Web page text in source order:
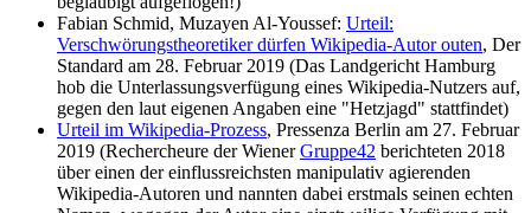
Fabian Schmid, Muzayen Al-Youssef: Urteil:
Verschwörungstheoretiker dürfen Wikipedia-Autor outen, Der
Standard am 28. Februar 2019 (Das Landgericht Hamburg
hob die Unterlassungs­verfügung eines Wikipedia-Nutzers auf,
gegen den laut eigenen Angaben eine "Hetzjagd" stattfindet)
Urteil im Wikipedia-Prozess, Pressenza Berlin am 27. Februar
2019 (Rechercheure der WienerGruppe42 berichteten 2018
über einen der einfluss­reichsten manipulativ agierenden
Wikipedia-Autoren und nannten dabei erstmals seinen echten